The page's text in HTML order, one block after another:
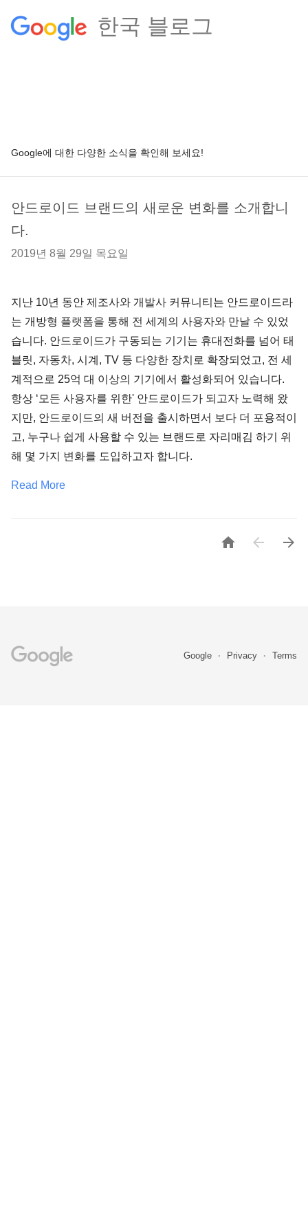
한국 블로그
Google에 대한 다양한 소식을 확인해 보세요!
안드로이드 브랜드의 새로운 변화를 소개합니
다.
2019년 8월 29일 목요일
지난 10년 동안 제조사와 개발사 커뮤니티는 안드로이드라
는 개방형 플랫폼을 통해 전 세계의 사용자와 만날 수 있었
습니다. 안드로이드가 구동되는 기기는 휴대전화를 넘어 태
블릿, 자동차, 시계, TV 등 다양한 장치로 확장되었고, 전 세
계적으로 25억 대 이상의 기기에서 활성화되어 있습니다.
항상 ‘모든 사용자를 위한' 안드로이드가 되고자 노력해 왔
지만, 안드로이드의 새 버전을 출시하면서 보다 더 포용적이
고, 누구나 쉽게 사용할 수 있는 브랜드로 자리매김 하기 위
해 몇 가지 변화를 도입하고자 합니다.
Read More
  
Google Privacy Terms